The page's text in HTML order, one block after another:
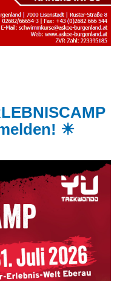
☀